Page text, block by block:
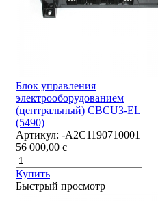
Блок управления
электрооборудованием
(центральный) CBCU3-EL
(5490)
Артикул: -А2С1190710001
56 000,00 c
Купить
Быстрый просмотр